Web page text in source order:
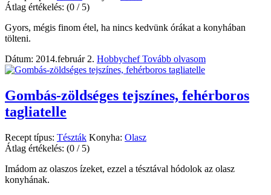
Átlag értékelés: (0 / 5)
Gyors, mégis finom étel, ha nincs kedvünk órákat a konyhában
tölteni.
Dátum: 2014.február 2. HobbychefTovább olvasom
Gombás-zöldséges tejszínes, fehérboros
tagliatelle
Recept típus: Tészták Konyha: Olasz
Átlag értékelés: (0 / 5)
Imádom az olaszos ízeket, ezzel a tésztával hódolok az olasz
konyhának.